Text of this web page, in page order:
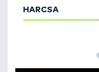
HARCSA